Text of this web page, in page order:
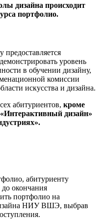
дизайна происходит
портфолио.
предоставляется
уровень
в обучении дизайну,
комиссии
искусства и дизайна.
абитуриентов, кроме
«Интерактивный дизайн»
абитуриенту
до окончания
портфолио на
НИУ ВШЭ, выбрав